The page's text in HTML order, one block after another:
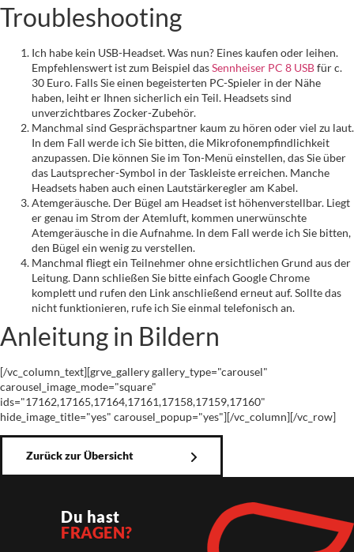
Troubleshooting
Ich habe kein USB-Headset. Was nun? Eines kaufen oder leihen.
Empfehlenswert ist zum Beispiel dasSennheiser PC 8 USBfür c.
30 Euro. Falls Sie einen begeisterten PC-Spieler in der Nähe
haben, leiht er Ihnen sicherlich ein Teil. Headsets sind
unverzichtbares Zocker-Zubehör.
Manchmal sind Gesprächspartner kaum zu hören oder viel zu laut.
In dem Fall werde ich Sie bitten, die Mikrofonempfindlichkeit
anzupassen. Die können Sie im Ton-Menü einstellen, das Sie über
das Lautsprecher-Symbol in der Taskleiste erreichen. Manche
Headsets haben auch einen Lautstärkeregler am Kabel.
Atemgeräusche. Der Bügel am Headset ist höhenverstellbar. Liegt
er genau im Strom der Atemluft, kommen unerwünschte
Atemgeräusche in die Aufnahme. In dem Fall werde ich Sie bitten,
den Bügel ein wenig zu verstellen.
Manchmal fliegt ein Teilnehmer ohne ersichtlichen Grund aus der
Leitung. Dann schließen Sie bitte einfach Google Chrome
komplett und rufen den Link anschließend erneut auf. Sollte das
nicht funktionieren, rufe ich Sie einmal telefonisch an.
Anleitung in Bildern
[/vc_column_text][grve_gallery gallery_type="carousel"
carousel_image_mode="square"
ids="17162,17165,17164,17161,17158,17159,17160"
hide_image_title="yes" carousel_popup="yes"][/vc_column][/vc_row]
Zurück zur Übersicht
Du hast
FRAGEN?